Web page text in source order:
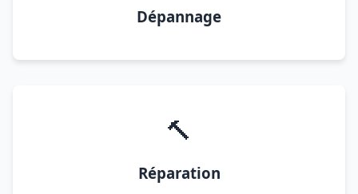
Dépannage
🔨
Réparation